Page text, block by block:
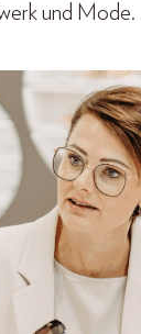
und Mode.